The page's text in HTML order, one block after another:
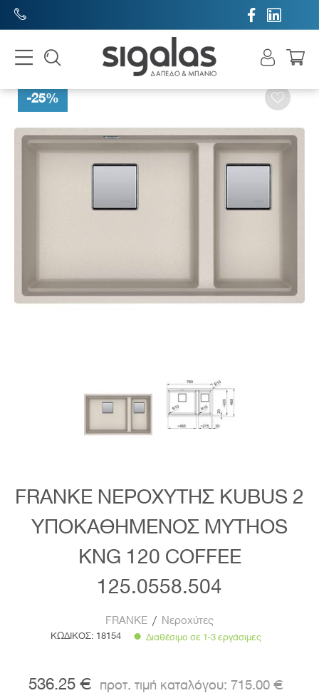
 
-25%
FRANKE ΝΕΡΟΧΥΤΗΣ KUBUS 2
ΥΠΟΚΑΘΗΜΕΝΟΣ MYTHOS
KNG 120 COFFEE
125.0558.504
FRANKE / Νεροχύτες
ΚΩΔΙΚΟΣ: 18154 Διαθέσιμο σε 1-3 εργάσιμες
536.25 € 715.00 €